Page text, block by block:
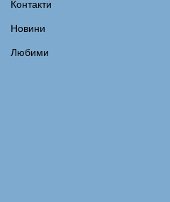
Контакти
Новини
Любими